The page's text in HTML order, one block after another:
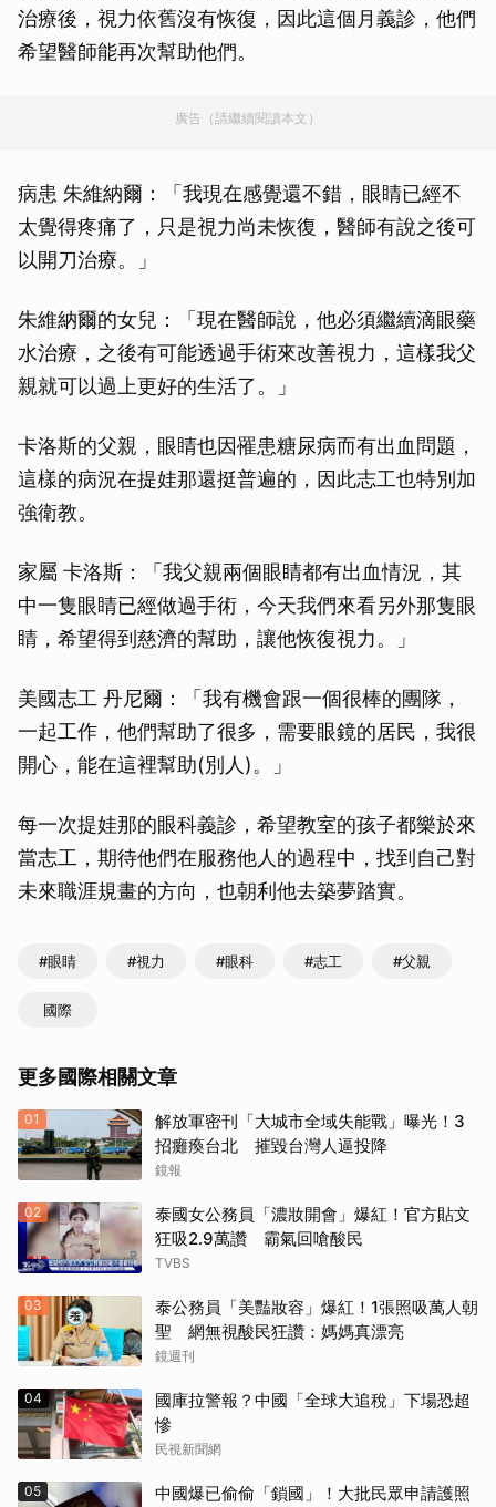
治療後，視力依舊沒有恢復，因此這個月義診，他們
希望醫師能再次幫助他們。
廣告（請繼續閱讀本文）
病患 朱維納爾：「我現在感覺還不錯，眼睛已經不
太覺得疼痛了，只是視力尚未恢復，醫師有說之後可
以開刀治療。」
朱維納爾的女兒：「現在醫師說，他必須繼續滴眼藥
水治療，之後有可能透過手術來改善視力，這樣我父
親就可以過上更好的生活了。」
卡洛斯的父親，眼睛也因罹患糖尿病而有出血問題，
這樣的病況在提娃那還挺普遍的，因此志工也特別加
強衛教。
家屬 卡洛斯：「我父親兩個眼睛都有出血情況，其
中一隻眼睛已經做過手術，今天我們來看另外那隻眼
睛，希望得到慈濟的幫助，讓他恢復視力。」
美國志工 丹尼爾：「我有機會跟一個很棒的團隊，
一起工作，他們幫助了很多，需要眼鏡的居民，我很
開心，能在這裡幫助(別人)。」
每一次提娃那的眼科義診，希望教室的孩子都樂於來
當志工，期待他們在服務他人的過程中，找到自己對
未來職涯規畫的方向，也朝利他去築夢踏實。
#眼睛 #視力 #眼科 #志工 #父親
國際
更多國際相關文章
01
解放軍密刊「大城市全域失能戰」曝光！3
招癱瘓台北 摧毀台灣人逼投降
鏡報
02
泰國女公務員「濃妝開會」爆紅！官方貼文
狂吸2.9萬讚 霸氣回嗆酸民
TVBS
03
泰公務員「美豔妝容」爆紅！1張照吸萬人朝
聖 網無視酸民狂讚：媽媽真漂亮
鏡週刊
04
國庫拉警報？中國「全球大追稅」下場恐超
慘
民視新聞網
05 中國爆已偷偷「鎖國」！大批民眾申請護照